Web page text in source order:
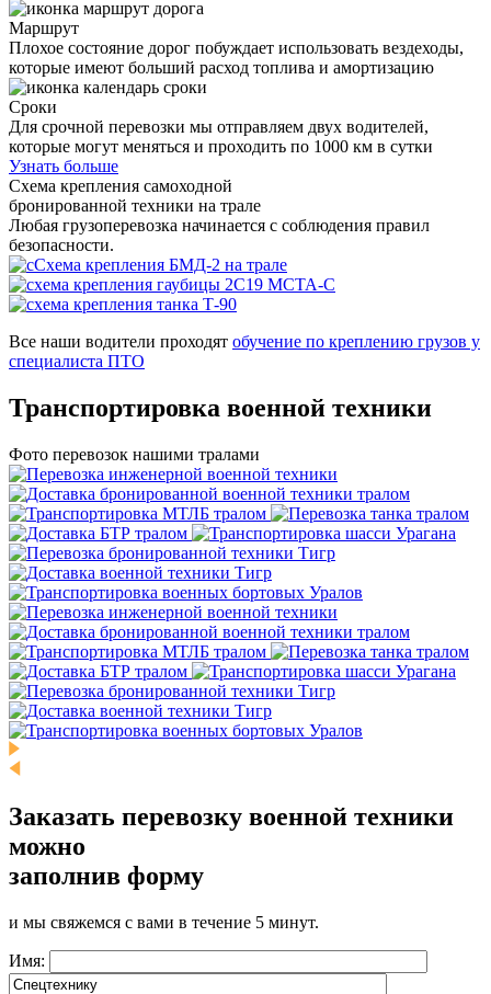
Маршрут
Плохое состояние дорог побуждает использовать вездеходы,
которые имеют больший расход топлива и амортизацию
Сроки
Для срочной перевозки мы отправляем двух водителей,
которые могут меняться и проходить по 1000 км в сутки
Узнать больше
Схема крепления самоходной
бронированной техники на трале
Любая грузоперевозка начинается с соблюдения правил
безопасности.
Все наши водители проходят обучение по креплению грузов у
специалиста ПТО
Транспортировка военной техники
Фото перевозок нашими тралами
Заказать перевозку военной техники
можно
заполнив форму
и мы свяжемся с вами в течение 5 минут.
Имя: